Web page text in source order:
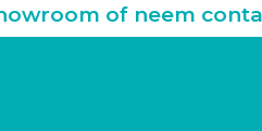
of neem